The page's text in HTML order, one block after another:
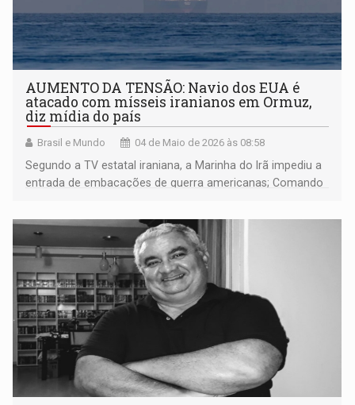
AUMENTO DA TENSÃO: Navio dos EUA é
atacado com mísseis iranianos em Ormuz,
diz mídia do país
Brasil e Mundo 04 de Maio de 2026 às 08:58
Segundo a TV estatal iraniana, a Marinha do Irã impediu a
entrada de embacações de guerra americanas; Comando
foi atingido